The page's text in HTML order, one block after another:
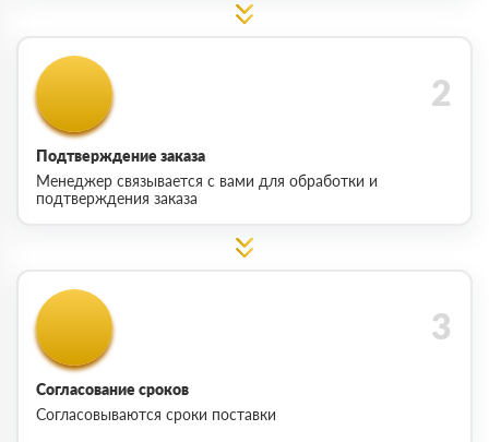
Подтверждение заказа
Менеджер связывается с вами для обработки и
подтверждения заказа
Согласование сроков
Согласовываются сроки поставки